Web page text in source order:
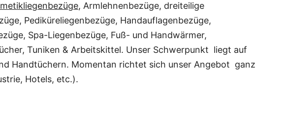
, Armlehnenbezüge, dreiteilige
Pediküreliegenbezüge, Handauflagenbezüge,
Spa-Liegenbezüge, Fuß- und Handwärmer,
Tuniken & Arbeitskittel. Unser Schwerpunkt liegt auf
Handtüchern. Momentan richtet sich unser Angebot ganz
Hotels, etc.).